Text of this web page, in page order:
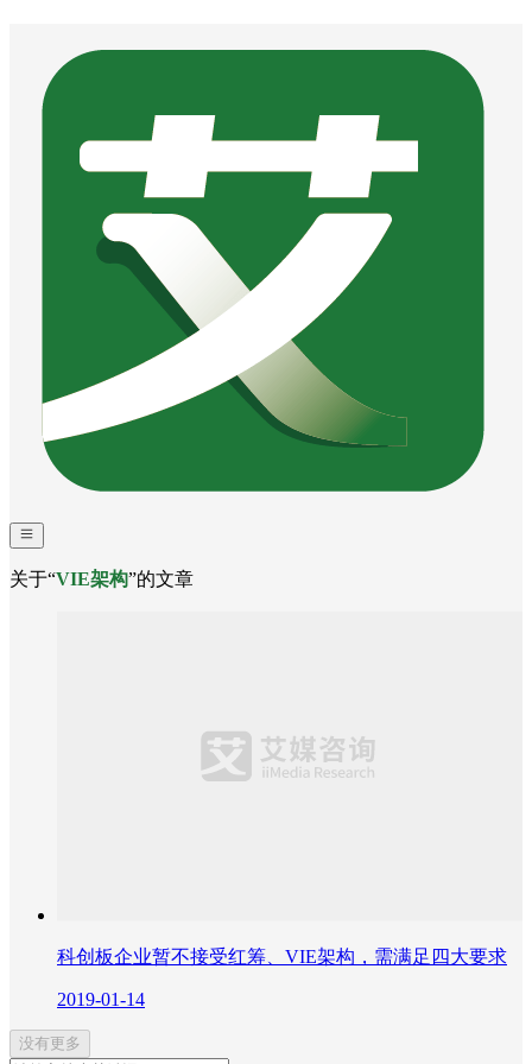
关于“VIE架构”的文章
科创板企业暂不接受红筹、VIE架构，需满足四大要求
2019-01-14
没有更多